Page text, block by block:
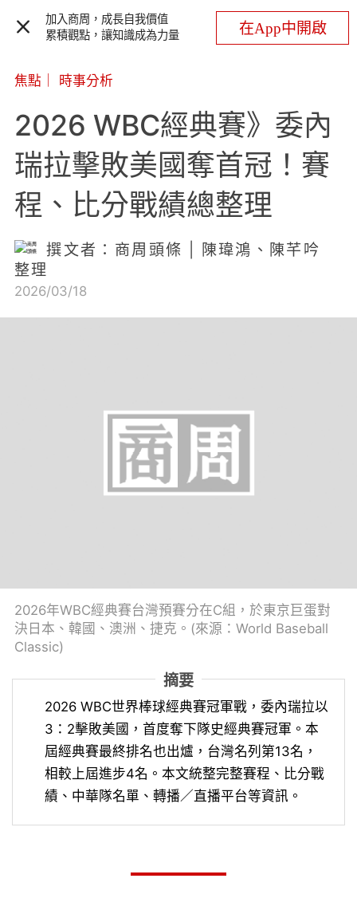
加入商周，成長自我價值
累積觀點，讓知識成為力量
在App中開啟
焦點 時事分析
2026 WBC經典賽》委內
瑞拉擊敗美國奪首冠！賽
程、比分戰績總整理
撰文者：商周頭條 | 陳瑋鴻、陳芊吟
整理
2026/03/18
2026年WBC經典賽台灣預賽分在C組，於東京巨蛋對
決日本、韓國、澳洲、捷克。(來源：World Baseball
Classic)
摘要
2026 WBC世界棒球經典賽冠軍戰，委內瑞拉以
3：2擊敗美國，首度奪下隊史經典賽冠軍。本
屆經典賽最終排名也出爐，台灣名列第13名，
相較上屆進步4名。本文統整完整賽程、比分戰
績、中華隊名單、轉播／直播平台等資訊。